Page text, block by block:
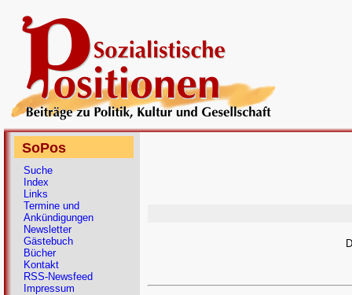
SoPos
Suche
Index
Links
Termine und
Ankündigungen
Newsletter
Gästebuch
Bücher
Kontakt
RSS-Newsfeed
Impressum